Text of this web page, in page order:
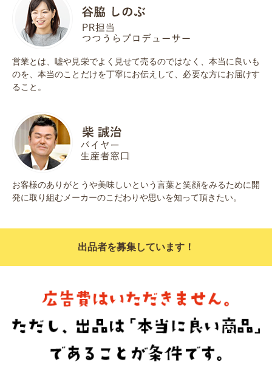
営業とは、嘘や⾒栄でよく⾒せて売るのではなく、本当に良いも
のを、本当のことだけを丁寧にお伝えして、必要な⽅にお届けす
ること。
お客様のありがとうや美味しいという⾔葉と笑顔をみるために開
発に取り組むメーカーのこだわりや思いを知って頂きたい。
出品者を募集しています！